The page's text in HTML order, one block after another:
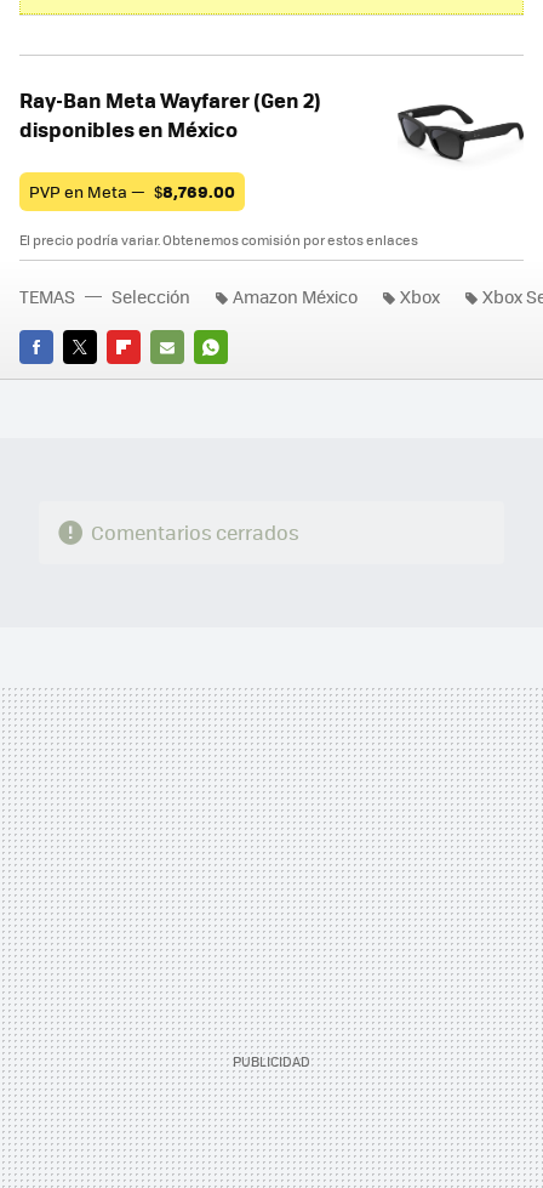
Ray-Ban Meta Wayfarer (Gen 2)
disponibles en México
PVP en Meta — $8,769.00
El precio podría variar. Obtenemos comisión por estos enlaces
FACEBOOK
TWITTERFLIPBOARD
E-
WHATSAPP
TEMAS Selección Amazon México Xbox Xbox
Comentarios cerrados